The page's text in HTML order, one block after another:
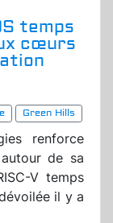
temps
cœurs
Green Hills
renforce
de sa
V temps
il y a